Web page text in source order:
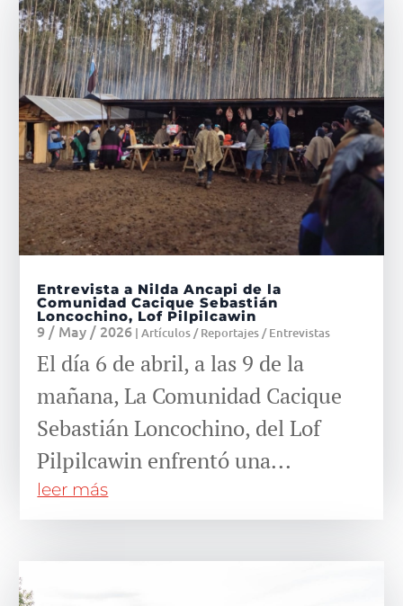
Entrevista a Nilda Ancapi de la
Comunidad Cacique Sebastián
Loncochino, Lof Pilpilcawin
9 / May / 2026 |Artículos / Reportajes / Entrevistas
El día 6 de abril, a las 9 de la
mañana, La Comunidad Cacique
Sebastián Loncochino, del Lof
Pilpilcawin enfrentó una...
leer más